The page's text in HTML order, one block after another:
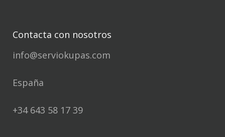
Contacta con nosotros
info@serviokupas.com
España
+34 643 58 17 39